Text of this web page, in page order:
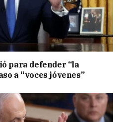
para defender “la
a “voces jóvenes”